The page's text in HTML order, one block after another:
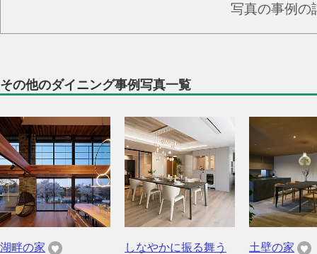
写真の事例の
その他のダイニング事例写真一覧
湖畔の家
しなやかに振る舞う
土壁の家